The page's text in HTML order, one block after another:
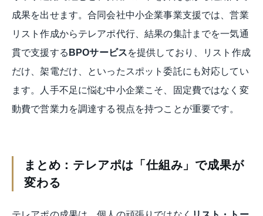
成果を出せます。合同会社中小企業事業支援では、営業
リスト作成からテレアポ代行、結果の集計までを一気通
貫で支援する BPOサービスを提供しており、リスト作成
だけ、架電だけ、といったスポット委託にも対応してい
ます。人手不足に悩む中小企業こそ、固定費ではなく変
動費で営業力を調達する視点を持つことが重要です。
まとめ：テレアポは「仕組み」で成果が
変わる